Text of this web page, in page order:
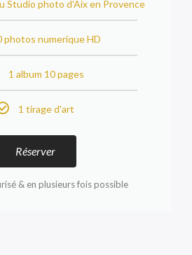
Studio photo d'Aix en Provence
photos numerique HD
1 album 10 pages
1 tirage d'art
Réserver
& en plusieurs fois possible